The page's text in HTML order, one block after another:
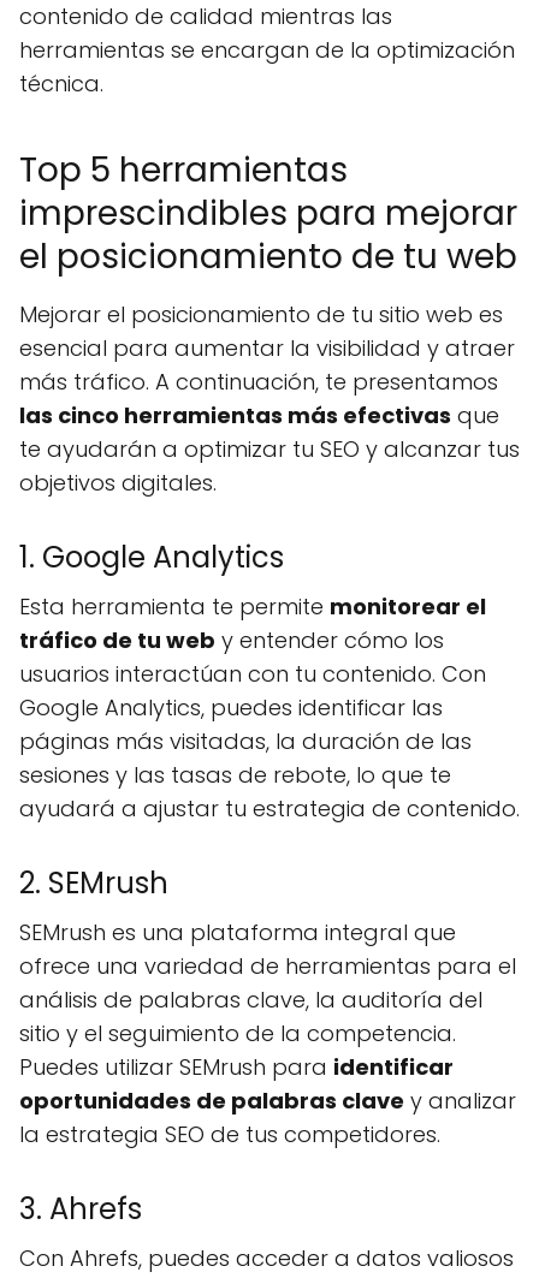
contenido de calidad mientras las
herramientas se encargan de la optimización
técnica.
Top 5 herramientas
imprescindibles para mejorar
el posicionamiento de tu web
Mejorar el posicionamiento de tu sitio web es
esencial para aumentar la visibilidad y atraer
más tráfico. A continuación, te presentamos
las cinco herramientas más efectivas que
te ayudarán a optimizar tu SEO y alcanzar tus
objetivos digitales.
1. Google Analytics
Esta herramienta te permite monitorear el
tráfico de tu web y entender cómo los
usuarios interactúan con tu contenido. Con
Google Analytics, puedes identificar las
páginas más visitadas, la duración de las
sesiones y las tasas de rebote, lo que te
ayudará a ajustar tu estrategia de contenido.
2. SEMrush
SEMrush es una plataforma integral que
ofrece una variedad de herramientas para el
análisis de palabras clave, la auditoría del
sitio y el seguimiento de la competencia.
Puedes utilizar SEMrush para identificar
oportunidades de palabras clave y analizar
la estrategia SEO de tus competidores.
3. Ahrefs
Con Ahrefs, puedes acceder a datos valiosos